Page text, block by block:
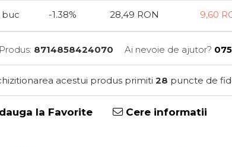
-1.38% 28,49 RON 9,60
8714858424070 Ai nevoie de ajutor?
acestui produs primiti 28 puncte de
la Favorite Cere informatii